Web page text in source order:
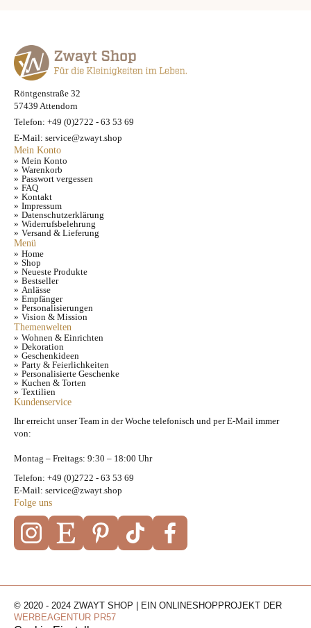
Röntgenstraße 32
57439 Attendorn
Telefon: +49 (0)2722 - 63 53 69
E-Mail: service@zwayt.shop
Mein Konto
Mein Konto
Warenkorb
Passwort vergessen
FAQ
Kontakt
Impressum
Datenschutzerklärung
Widerrufsbelehrung
Versand & Lieferung
Menü
Home
Shop
Neueste Produkte
Bestseller
Anlässe
Empfänger
Personalisierungen
Vision & Mission
Themenwelten
Wohnen & Einrichten
Dekoration
Geschenkideen
Party & Feierlichkeiten
Personalisierte Geschenke
Kuchen & Torten
Textilien
Kundenservice
Ihr erreicht unser Team in der Woche telefonisch und per E-Mail immer
von:
Montag – Freitags: 9:30 – 18:00 Uhr
Telefon: +49 (0)2722 - 63 53 69
E-Mail: service@zwayt.shop
Folge uns
© 2020 - 2024 ZWAYT SHOP | EIN ONLINESHOPPROJEKT DER
WERBEAGENTUR PR57